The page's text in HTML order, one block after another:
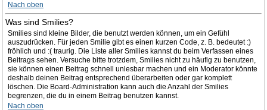
Nach oben
Was sind Smilies?
Smilies sind kleine Bilder, die benutzt werden können, um ein Gefühl
auszudrücken. Für jeden Smilie gibt es einen kurzen Code, z. B. bedeutet :)
fröhlich und :( traurig. Die Liste aller Smilies kannst du beim Verfassen eines
Beitrags sehen. Versuche bitte trotzdem, Smilies nicht zu häufig zu benutzen,
sie können einen Beitrag schnell unlesbar machen und ein Moderator könnte
deshalb deinen Beitrag entsprechend überarbeiten oder gar komplett
löschen. Die Board-Administration kann auch die Anzahl der Smilies
begrenzen, die du in einem Beitrag benutzen kannst.
Nach oben